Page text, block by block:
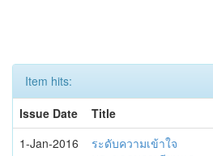
Item hits:
Issue Date
Title
1-Jan-2016
ระดับความเข้าใจ